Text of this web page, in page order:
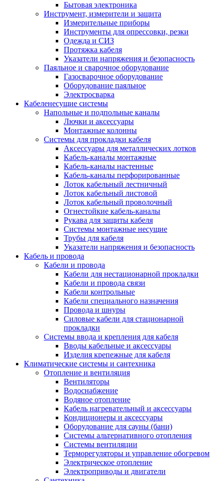
Бытовая электроника
Инструмент, измерители и защита
Измерительные приборы
Инструменты для опрессовки, резки
Одежда и СИЗ
Протяжка кабеля
Указатели напряжения и безопасность
Паяльное и сварочное оборудование
Газосварочное оборудование
Оборудование паяльное
Электросварка
Кабеленесущие системы
Напольные и подпольные каналы
Лючки и аксессуары
Монтажные колонны
Системы для прокладки кабеля
Аксессуары для металлических лотков
Кабель-каналы монтажные
Кабель-каналы настенные
Кабель-каналы перфорированные
Лоток кабельный лестничный
Лоток кабельный листовой
Лоток кабельный проволочный
Огнестойкие кабель-каналы
Рукава для защиты кабеля
Системы монтажные несущие
Трубы для кабеля
Указатели напряжения и безопасность
Кабель и провода
Кабели и провода
Кабели для нестационарной прокладки
Кабели и провода связи
Кабели контрольные
Кабели специального назначения
Провода и шнуры
Силовые кабели для стационарной
прокладки
Системы ввода и крепления для кабеля
Вводы кабельные и аксессуары
Изделия крепежные для кабеля
Климатические системы и сантехника
Отопление и вентиляция
Вентиляторы
Водоснабжение
Водяное отопление
Кабель нагревательный и аксессуары
Кондиционеры и аксессуары
Оборудование для сауны (бани)
Системы альтернативного отопления
Системы вентиляции
Терморегуляторы и управление обогревом
Электрическое отопление
Электроприводы и двигатели